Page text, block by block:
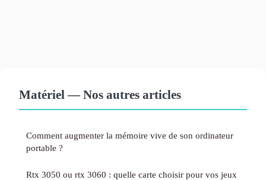
Matériel — Nos autres articles
Comment augmenter la mémoire vive de son ordinateur
portable ?
Rtx 3050 ou rtx 3060 : quelle carte choisir pour vos jeux